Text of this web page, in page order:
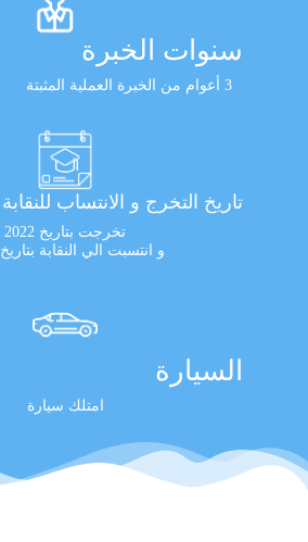
سنوات الخبرة
3 أعوام من الخبرة العملية المثبتة
تاريخ التخرج و الانتساب للنقابة
تخرجت بتاريخ 2022
و انتسبت الي النقابة بتاريخ 2018
السيارة
امتلك سيارة